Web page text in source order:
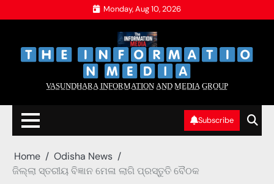
to
Monday, Aug 10, 2026
V̲A̲S̲U̲N̲D̲H̲A̲R̲A̲ I̲N̲F̲O̲R̲M̲A̲T̲I̲O̲N̲ A̲N̲D̲ M̲E̲D̲I̲A̲ G̲R̲O̲U̲P̲
Subscribe
Home
Odisha News
ଜିଲ୍ଲା ସ୍ତରୀୟ ବିଜ୍ଞାନ ମେଳା ଲାଗି ପ୍ରସ୍ତୁତି ବୈଠକ